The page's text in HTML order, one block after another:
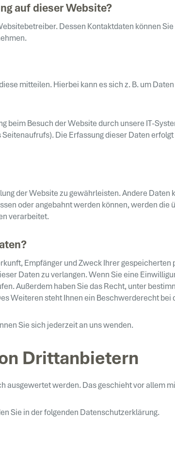
auf dieser Website?
Dessen Kontaktdaten können
mitteilen. Hierbei kann es sich z. B. um
beim Besuch der Website durch unsere IT-
Die Erfassung dieser Daten
der Website zu gewährleisten. Andere
oder angebahnt werden können, werden die
verarbeitet.
Empfänger und Zweck Ihrer
Daten zu verlangen. Wenn Sie eine
Außerdem haben Sie das Recht, unter
Weiteren steht Ihnen ein Beschwerderecht
Sie sich jederzeit an uns wenden.
Dritt­anbietern
ausgewertet werden. Das geschieht vor allem
Sie in der folgenden Datenschutzerklärung.